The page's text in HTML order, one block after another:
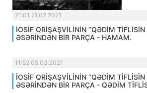
21:01 21.02.2021
İOSİF QRİŞAŞVİLİNİN “QƏDİM
ƏSƏRİNDƏN BİR PARÇA - HAMAM.
11:52 05.03.2021
İOSİF QRİŞAŞVİLİNİN “QƏDİM
ƏSƏRİNDƏN BİR PARÇA - QƏDİM